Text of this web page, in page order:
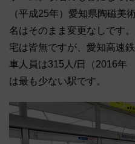
（平成25年）愛知県陶磁美
名はそのまま変更なしです
宅は皆無ですが、愛知高速
車人員は315人/日（2016
は最も少ない駅です。